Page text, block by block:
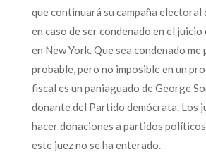
que continuará su campaña electoral
en caso de ser condenado en el juicio
en New York. Que sea condenado me
probable, pero no imposible en un
fiscal es un paniaguado de George
donante del Partido demócrata. Los
hacer donaciones a partidos
este juez no se ha enterado.